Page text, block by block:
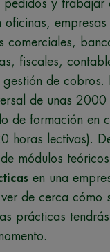
pedidos y trabajar
oficinas, empresas
comerciales,
fiscales,
de cobros.
de unas 2000
de formación en
horas lectivas).
módulos teóricos
en una
de cerca cómo
prácticas